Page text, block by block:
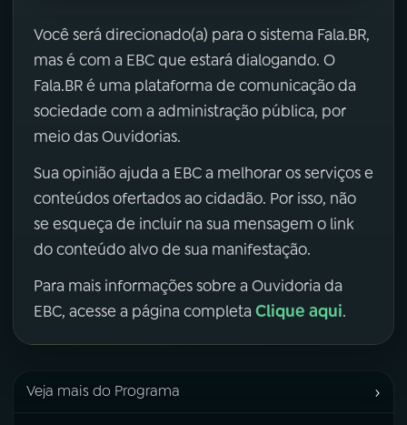
Você será direcionado(a) para o sistema Fala.BR,
mas é com a EBC que estará dialogando. O
Fala.BR é uma plataforma de comunicação da
sociedade com a administração pública, por
meio das Ouvidorias.
Sua opinião ajuda a EBC a melhorar os serviços e
conteúdos ofertados ao cidadão. Por isso, não
se esqueça de incluir na sua mensagem o link
do conteúdo alvo de sua manifestação.
Para mais informações sobre a Ouvidoria da
EBC, acesse a página completa Clique aqui.
Veja mais do Programa ›